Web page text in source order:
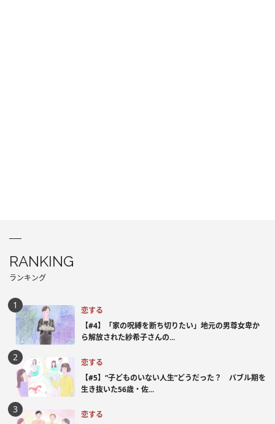
RANKING
ランキング
恋する
【#4】「家の呪縛を断ち切りたい」地元の男尊女卑か
ら解放された紗希子さんの...
恋する
【#5】“子どものいない人生”どうだった？ バブル期を
生き抜いた56歳・佐...
恋する